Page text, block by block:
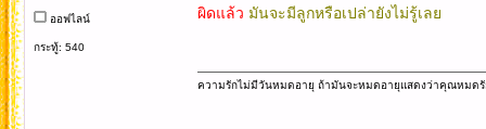
ออฟไลน์
กระทู้: 540
ผิดแล้ว มันจะมีลูกหรือเปล่ายังไม่รู้เลย
ความรักไม่มีวันหมดอายุ ถ้ามันจะหมดอายุแสดงว่าคุณหมดรั